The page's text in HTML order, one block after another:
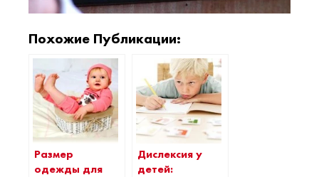
Похожие Публикации:
Размер
одежды для
Дислексия у
детей: